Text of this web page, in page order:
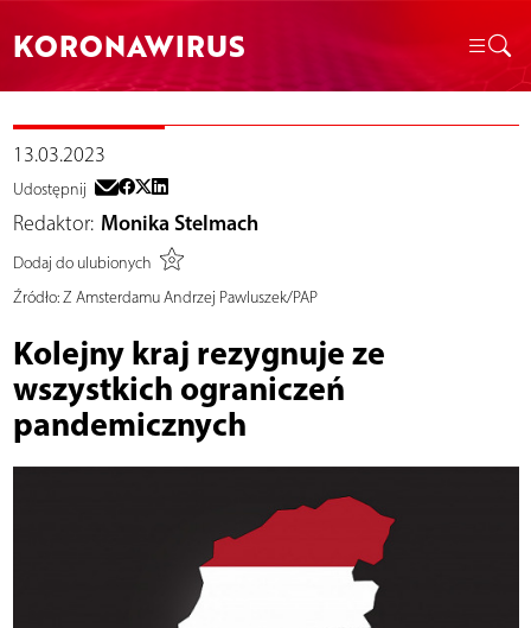
KORONAWIRUS
13.03.2023
Udostępnij
Redaktor: Monika Stelmach
Dodaj do ulubionych
Źródło:Z Amsterdamu Andrzej Pawluszek/PAP
Kolejny kraj rezygnuje ze
wszystkich ograniczeń
pandemicznych